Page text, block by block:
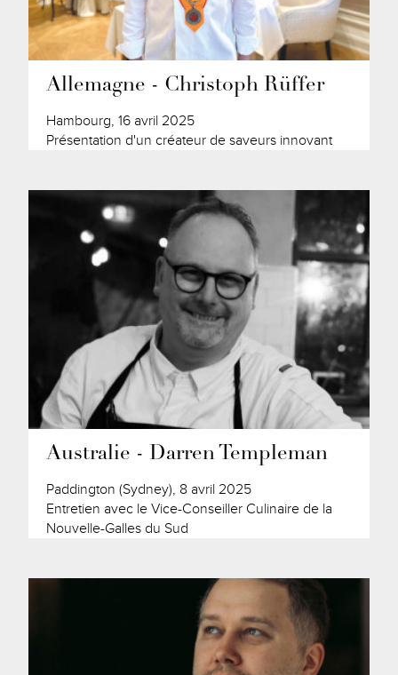
Allemagne - Christoph Rüffer
Hambourg, 16 avril 2025
Présentation d'un créateur de saveurs innovant
Australie - Darren Templeman
Paddington (Sydney), 8 avril 2025
Entretien avec le Vice-Conseiller Culinaire de la
Nouvelle-Galles du Sud